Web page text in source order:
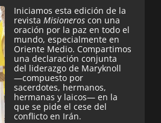
Iniciamos esta edición de la
revista Misioneros con una
oración por la paz en todo el
mundo, especialmente en
Oriente Medio. Compartimos
una declaración conjunta
del liderazgo de Maryknoll
—compuesto por
sacerdotes, hermanos,
hermanas y laicos— en la
que se pide el cese del
conflicto en Irán.